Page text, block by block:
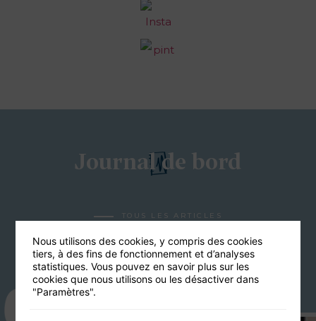
Journal de bord
TOUS LES ARTICLES
Nous utilisons des cookies, y compris des cookies
tiers, à des fins de fonctionnement et d’analyses
statistiques. Vous pouvez en savoir plus sur les
cookies que nous utilisons ou les désactiver dans
"Paramètres".